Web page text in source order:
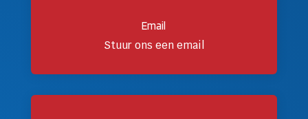
Email
Stuur ons een email